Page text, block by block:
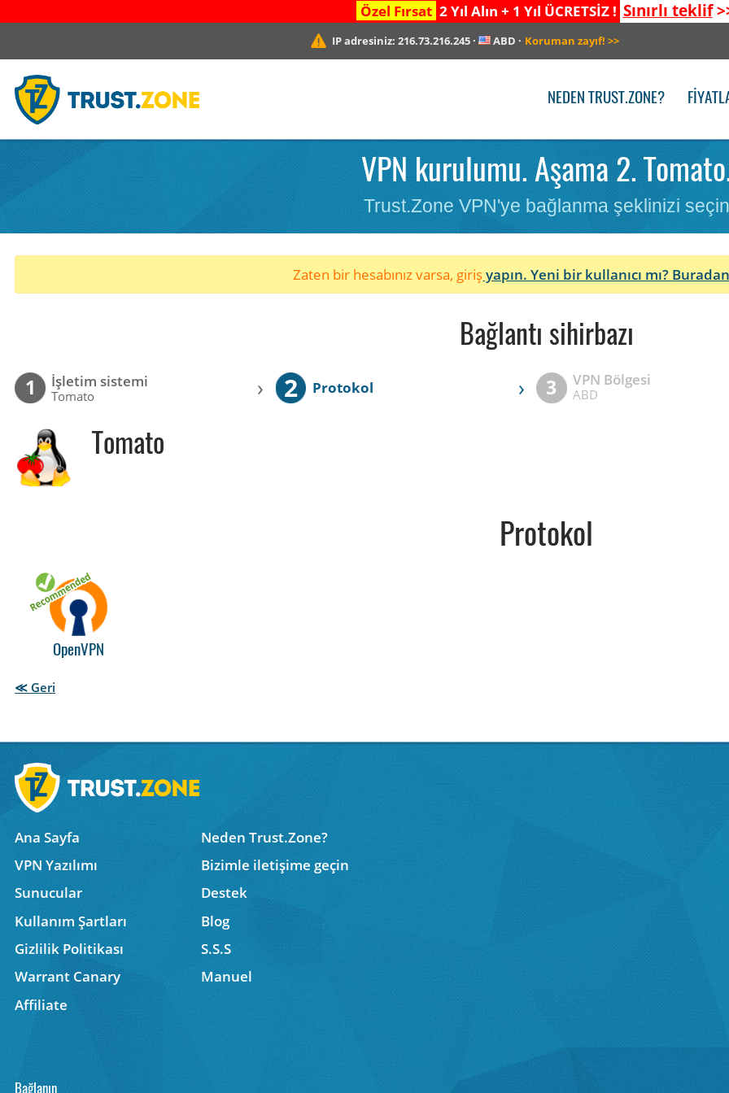
Özel Fırsat 2 Yıl Alın + 1 Yıl ÜCRETSİZ ! Sınırlı teklif
IP adresiniz:216.73.216.245 · ABD · Koruman zayıf! >>
NEDEN TRUST.ZONE?
VPN kurulumu. Aşama 2.
Trust.Zone VPN'ye bağlanma şeklinizi seçin
Zaten bir hesabınız varsa, girişyapın. Yeni bir kullanıcı mı?
Bağlantı sihirbazı
1 İşletim sistemi
Tomato › 2 Protokol › 3 VPN Bölgesi
ABD
Tomato
Protokol
OpenVPN
≪ Geri
Ana Sayfa
Neden Trust.Zone?
VPN Yazılımı
Bizimle iletişime geçin
Sunucular
Destek
Kullanım Şartları
Blog
Gizlilik Politikası
S.S.S
Warrant Canary
Manuel
Affiliate
Bağlanın